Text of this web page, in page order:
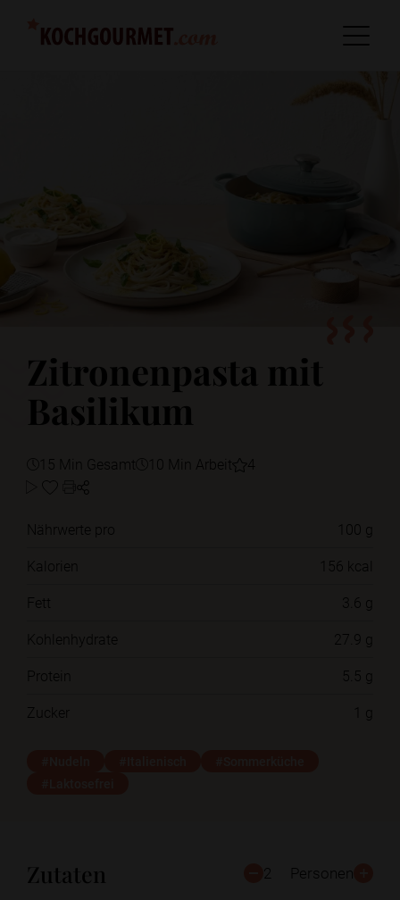
Zitronenpasta mit
Basilikum
15 Min Gesamt 10 Min Arbeit 4
Nährwerte pro
100 g
Kalorien
156 kcal
Fett
3.6 g
Kohlenhydrate
27.9 g
Protein
5.5 g
Zucker
1 g
Zutaten 2 Personen